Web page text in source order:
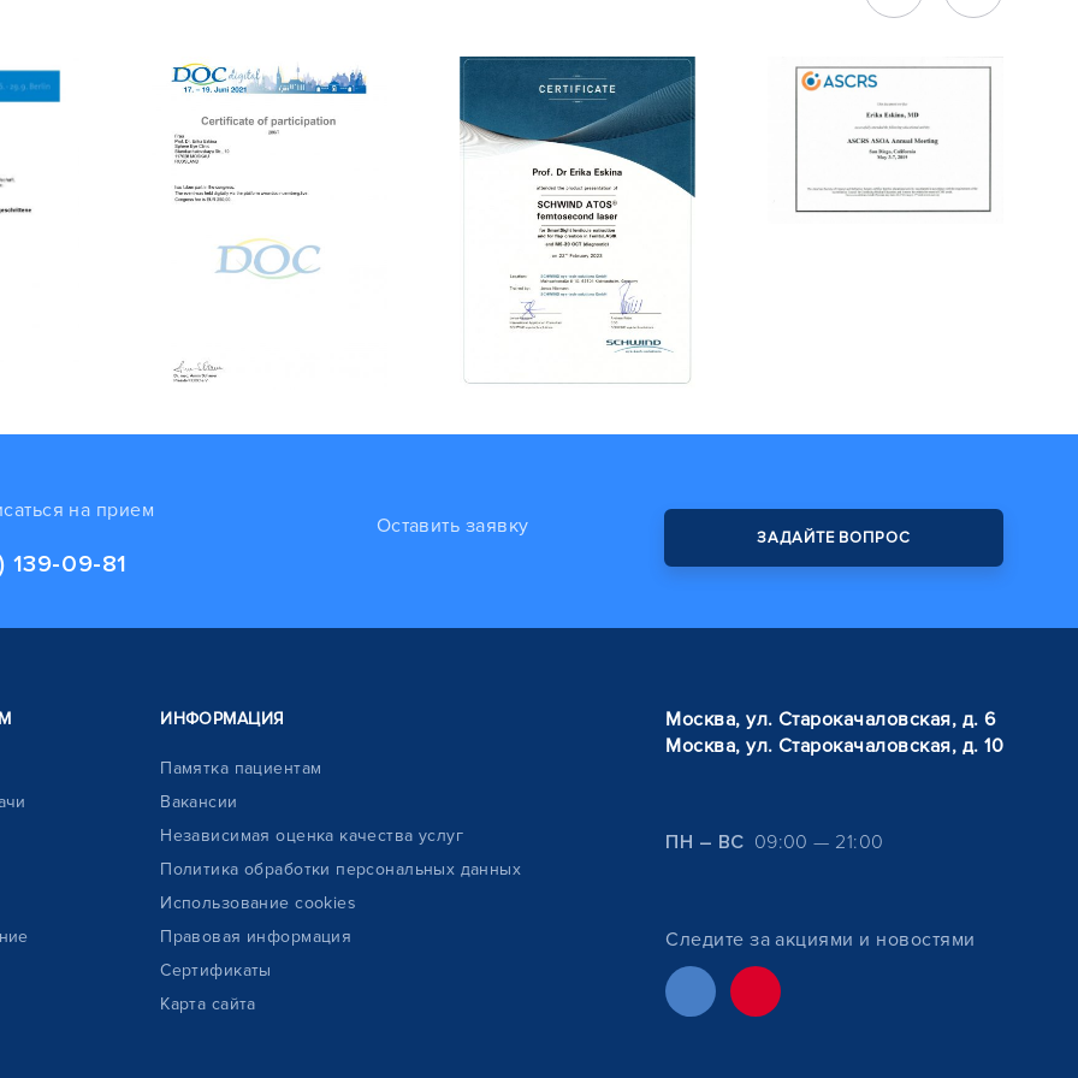
на прием
139-09-81
Оставить заявку ЗАДАЙТЕ ВОПРОС
ИНФОРМАЦИЯ
Памятка пациентам
Вакансии
Независимая оценка качества услуг
Политика обработки персональных данных
Использование cookies
Правовая информация
Сертификаты
Карта сайта
Москва, ул. Старокачаловская, д. 6
Москва, ул. Старокачаловская, д. 10
ПН – ВС 09:00 — 21:00
Следите за акциями и новостями